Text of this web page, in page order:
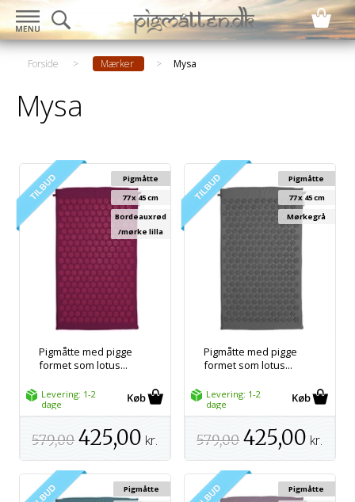
Forside > Mærker > Mysa
Mysa
Pigmåtte med pigge
formet som lotus...
Pigmåtte
77 x 45 cm
Bordeauxrød
/mørke lilla
Levering: 1-2
dage
579,00 425,00 kr.
Pigmåtte med pigge
formet som lotus...
Pigmåtte
77 x 45 cm
Mørkegrå
Levering: 1-2
dage
579,00 425,00 kr.
Pigmåtte
Pigmåtte